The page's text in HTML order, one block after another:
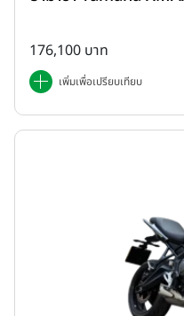
176,100 บาท
เพิ่มเพื่อเปรียบเทียบ